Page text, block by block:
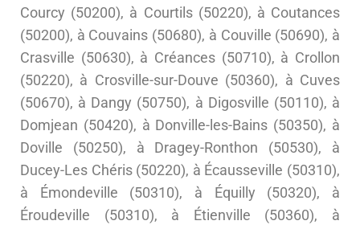
Courcy (50200), à Courtils (50220), à Coutances
(50200), à Couvains (50680), à Couville (50690), à
Crasville (50630), à Créances (50710), à Crollon
(50220), à Crosville-sur-Douve (50360), à Cuves
(50670), à Dangy (50750), à Digosville (50110), à
Domjean (50420), à Donville-les-Bains (50350), à
Doville (50250), à Dragey-Ronthon (50530), à
Ducey-Les Chéris (50220), à Écausseville (50310),
à Émondeville (50310), à Équilly (50320), à
Éroudeville (50310), à Étienville (50360), à